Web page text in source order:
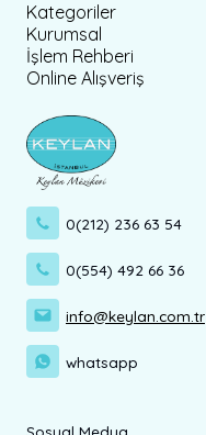
Kategoriler
Kurumsal
İşlem Rehberi
Online Alışveriş
0(212) 236 63 54
0(554) 492 66 36
info@keylan.com.tr
whatsapp
Sosyal Medya